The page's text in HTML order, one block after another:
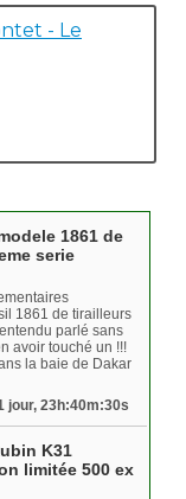
- Le
1861 de
serie
1861 de tirailleurs
parlé sans
avoir touché un !!!
la baie de Dakar
jour, 23h:40m:30s
K31
limitée 500 ex